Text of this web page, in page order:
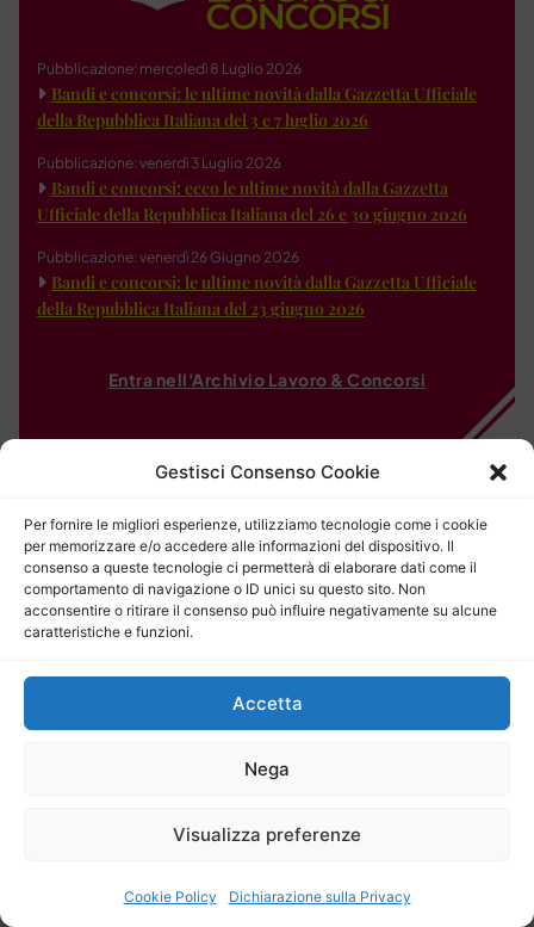
Gestisci Consenso Cookie
Per fornire le migliori esperienze, utilizziamo tecnologie come i cookie
per memorizzare e/o accedere alle informazioni del dispositivo. Il
consenso a queste tecnologie ci permetterà di elaborare dati come il
comportamento di navigazione o ID unici su questo sito. Non
acconsentire o ritirare il consenso può influire negativamente su alcune
caratteristiche e funzioni.
Accetta
Nega
Visualizza preferenze
Cookie Policy Dichiarazione sulla Privacy
Pubblicazione: mercoledì 8 Luglio 2026
Bandi e concorsi: le ultime novità dalla Gazzetta Ufficiale
della Repubblica Italiana del 3 e 7 luglio 2026
Pubblicazione: venerdì 3 Luglio 2026
Bandi e concorsi: ecco le ultime novità dalla Gazzetta
Ufficiale della Repubblica Italiana del 26 e 30 giugno 2026
Pubblicazione: venerdì 26 Giugno 2026
Bandi e concorsi: le ultime novità dalla Gazzetta Ufficiale
della Repubblica Italiana del 23 giugno 2026
Entra nell'Archivio Lavoro & Concorsi